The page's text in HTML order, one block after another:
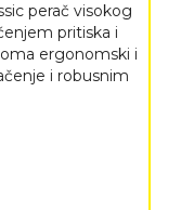
perač visokog
pritiska i
ergonomski i
i robusnim